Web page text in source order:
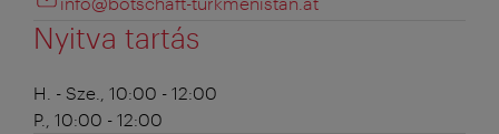
Nyitva tartás
H. - Sze., 10:00 - 12:00
P., 10:00 - 12:00